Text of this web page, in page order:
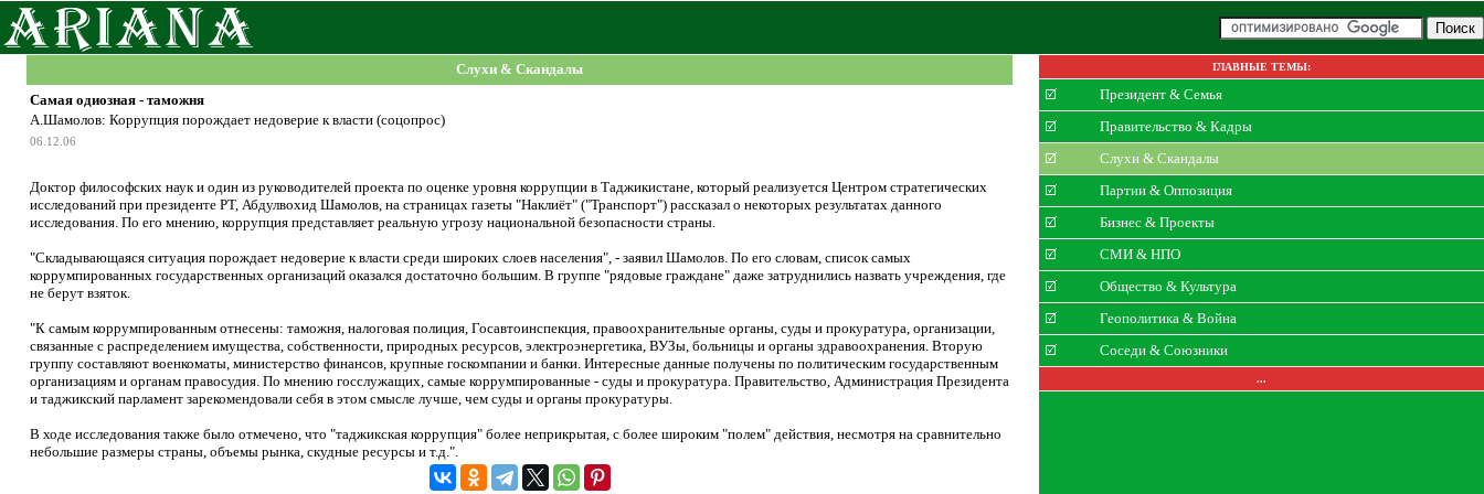
Слухи & Скандалы
Самая одиозная - таможня
А.Шамолов: Коррупция порождает недоверие к власти (соцопрос)
06.12.06
Доктор философских наук и один из руководителей проекта по оценке уровня коррупции в Таджикистане, который реализуется Центром стратегических
исследований при президенте РТ, Абдулвохид Шамолов, на страницах газеты "Наклиёт" ("Транспорт") рассказал о некоторых результатах данного
исследования. По его мнению, коррупция представляет реальную угрозу национальной безопасности страны.
"Складывающаяся ситуация порождает недоверие к власти среди широких слоев населения", - заявил Шамолов. По его словам, список самых
коррумпированных государственных организаций оказался достаточно большим. В группе "рядовые граждане" даже затруднились назвать учреждения, где
не берут взяток.
"К самым коррумпированным отнесены: таможня, налоговая полиция, Госавтоинспекция, правоохранительные органы, суды и прокуратура, организации,
связанные с распределением имущества, собственности, природных ресурсов, электроэнергетика, ВУЗы, больницы и органы здравоохранения. Вторую
группу составляют военкоматы, министерство финансов, крупные госкомпании и банки. Интересные данные получены по политическим государственным
организациям и органам правосудия. По мнению госслужащих, самые коррумпированные - суды и прокуратура. Правительство, Администрация Президента
и таджикский парламент зарекомендовали себя в этом смысле лучше, чем суды и органы прокуратуры.
В ходе исследования также было отмечено, что "таджикская коррупция" более неприкрытая, с более широким "полем" действия, несмотря на сравнительно
небольшие размеры страны, объемы рынка, скудные ресурсы и т.д.".
ГЛАВНЫЕ ТЕМЫ:
Президент & Семья
Правительство & Кадры
Слухи & Скандалы
Партии & Оппозиция
Бизнес & Проекты
СМИ & НПО
Общество & Культура
Геополитика & Война
Соседи & Союзники
...